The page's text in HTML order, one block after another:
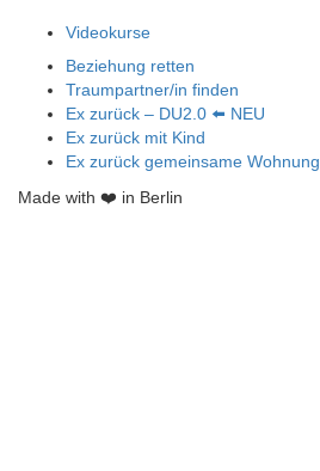
Videokurse
Beziehung retten
Traumpartner/in finden
Ex zurück – DU2.0 ⬅️ NEU
Ex zurück mit Kind
Ex zurück gemeinsame Wohnung
Made with ❤️ in Berlin